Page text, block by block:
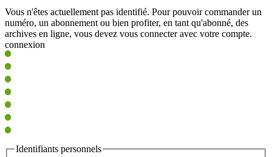
Vous n'êtes actuellement pas identifié. Pour pouvoir commander un
numéro, un abonnement ou bien profiter, en tant qu'abonné, des
archives en ligne, vous devez vous connecter avec votre compte.
connexion
Identifiants personnels